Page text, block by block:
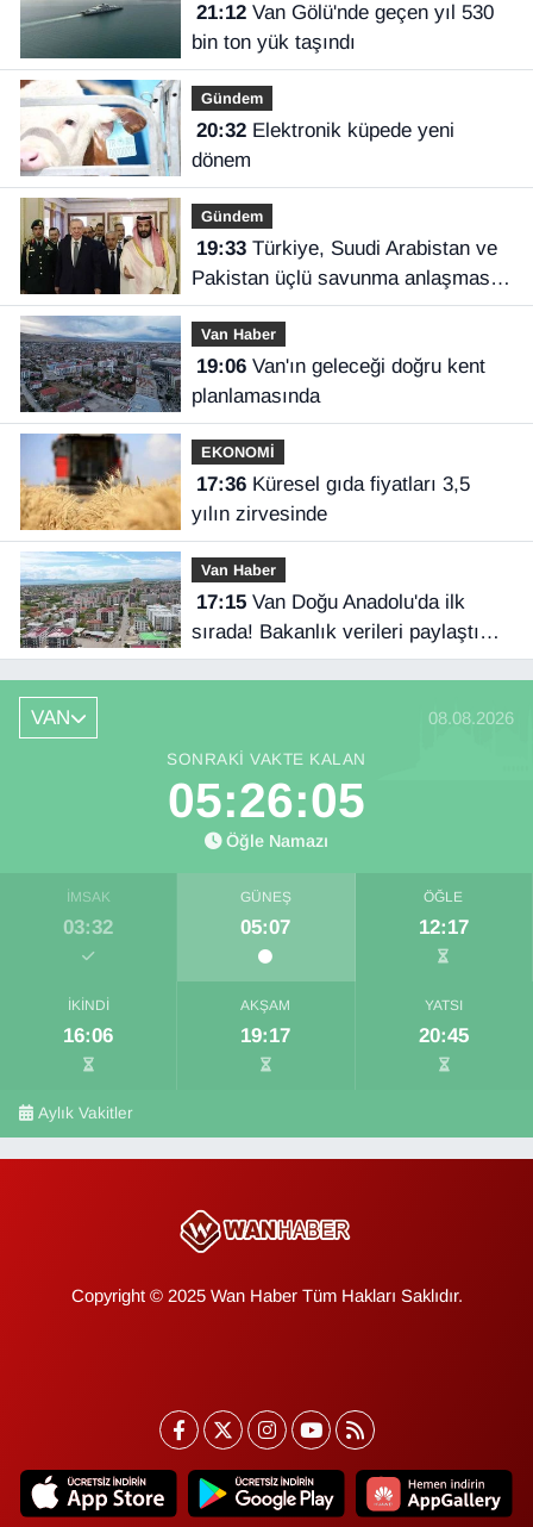
21:12Van Gölü'nde geçen yıl 530
bin ton yük taşındı
Gündem
20:32Elektronik küpede yeni
dönem
Gündem
19:33Türkiye, Suudi Arabistan ve
Pakistan üçlü savunma anlaşması
imzaladı
Van Haber
19:06Van'ın geleceği doğru kent
planlamasında
EKONOMİ
17:36Küresel gıda fiyatları 3,5
yılın zirvesinde
Van Haber
17:15Van Doğu Anadolu'da ilk
sırada! Bakanlık verileri paylaştı…
VAN 08.08.2026
SONRAKI VAKTE KALAN
05:26:04
Öğle Namazı
İMSAK
03:32
GÜNEŞ
05:07
ÖĞLE
12:17
İKINDI
16:06
AKŞAM
19:17
YATSI
20:45
Aylık Vakitler
Copyright © 2025 Wan Haber Tüm Hakları Saklıdır.